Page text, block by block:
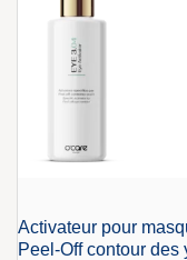
Activateur pour
Peel-Off contour des